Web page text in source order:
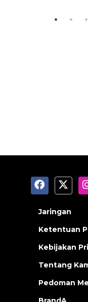
Jaringan
Ketentuan
Kebijakan
Tentang
Pedoman